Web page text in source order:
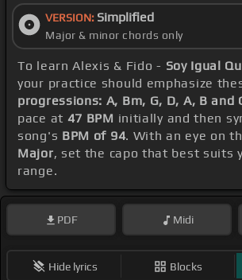
VERSION: Simplified
Major & minor chords only
To learn Alexis & Fido - Soy Igual
your practice should emphasize
progressions: A, Bm, G, D, A, B and
pace at 47 BPM initially and then
song's BPM of 94. With an eye on
Major, set the capo that best suits
range.
PDF Midi
Hide lyrics Blocks